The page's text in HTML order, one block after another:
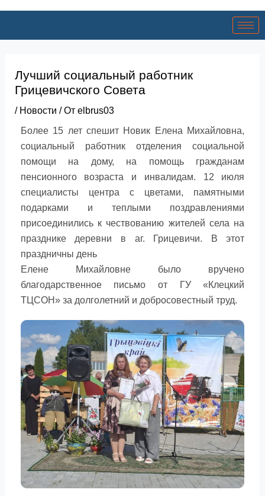
Лучший социальный работник
Грицевичского Совета
/ Новости / От elbrus03
Более 15 лет спешит Новик Елена Михайловна,
социальный работник отделения социальной
помощи на дому, на помощь гражданам
пенсионного возраста и инвалидам. 12 июля
специалисты центра с цветами, памятными
подарками и теплыми поздравлениями
присоединились к чествованию жителей села на
празднике деревни в аг. Грицевичи. В этот
праздничны день
Елене Михайловне было вручено
благодарственное письмо от ГУ «Клецкий
ТЦСОН» за долголетний и добросовестный труд.